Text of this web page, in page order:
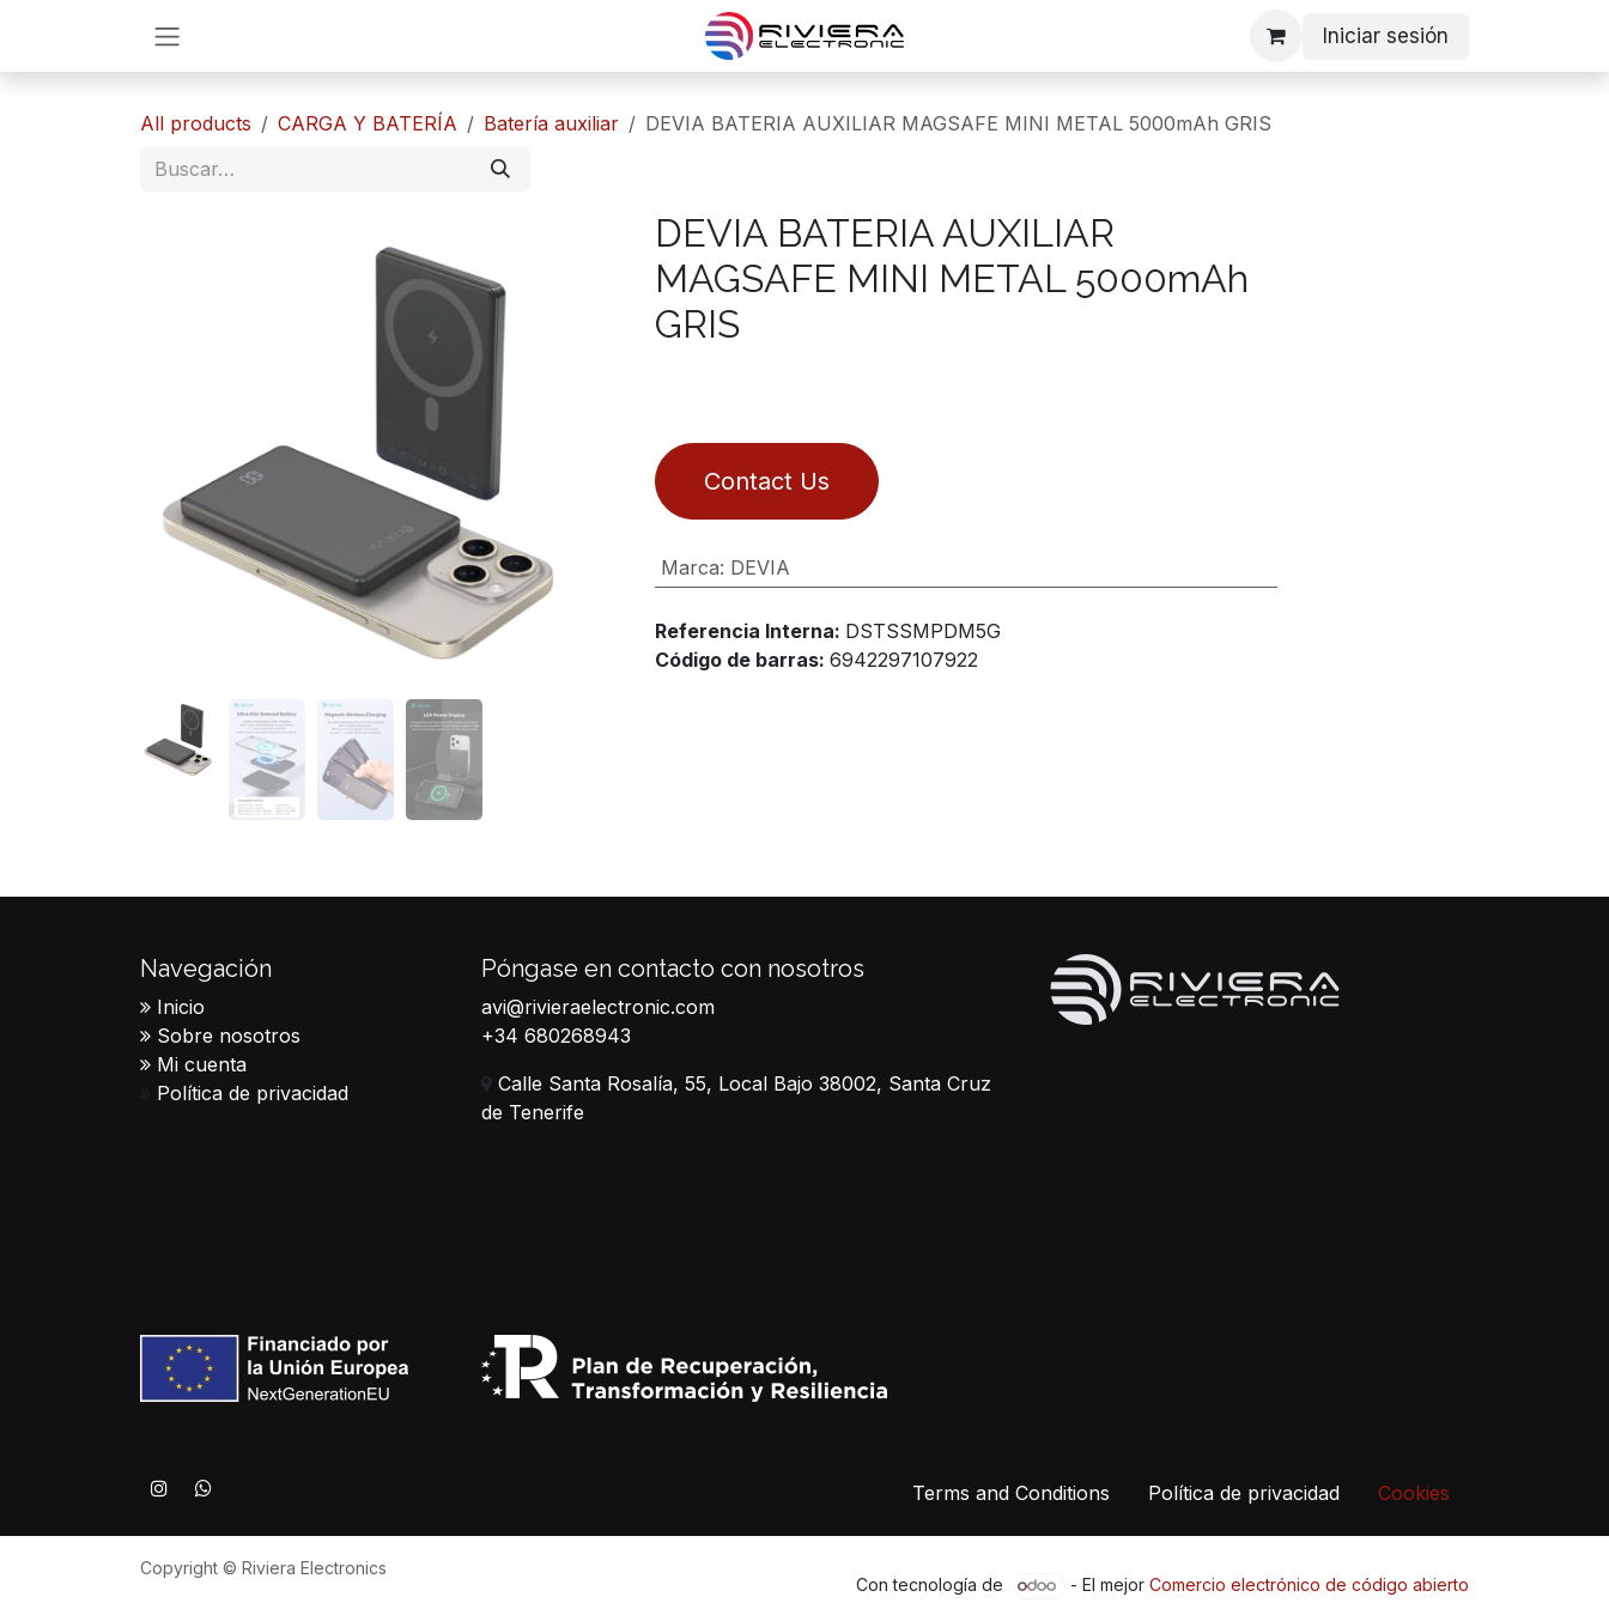
Iniciar sesión
All products CARGA Y BATERÍA ​Batería auxiliar DEVIA BATERIA AUXILIAR MAGSAFE MINI METAL 5000mAh GRIS
DEVIA BATERIA AUXILIAR
MAGSAFE MINI METAL 5000mAh
GRIS
Contact Us
Marca: DEVIA
Referencia Interna: DSTSSMPDM5G
Código de barras: 6942297107922
Navegación
Inicio
Sobre nosotros
Mi cuenta
Política de privacidad
Póngase en contacto con nosotros
avi@rivieraelectronic.com
+34 680268943
Calle Santa Rosalía, 55, Local Bajo 38002, Santa Cruz
de Tenerife
Terms and Conditions Política de privacidad Cookies
Copyright © Riviera Electronics
Con tecnología de
- El mejor Comercio electrónico de código abierto